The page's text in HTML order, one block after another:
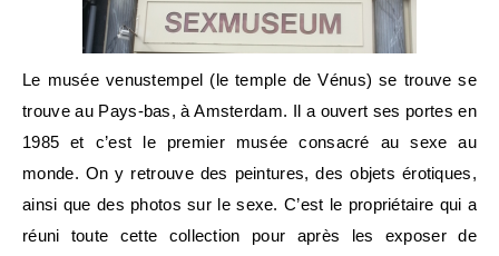
Le musée venustempel (le temple de Vénus) se trouve se
trouve au Pays-bas, à Amsterdam. Il a ouvert ses portes en
1985 et c’est le premier musée consacré au sexe au
monde. On y retrouve des peintures, des objets érotiques,
ainsi que des photos sur le sexe. C’est le propriétaire qui a
réuni toute cette collection pour après les exposer de